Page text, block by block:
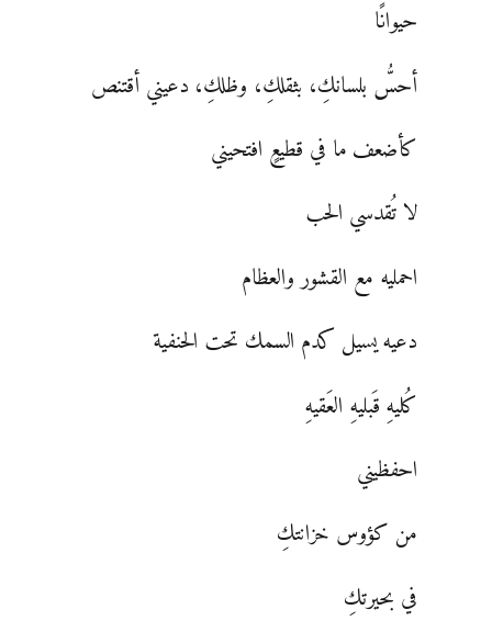
حيوانًا
أحسُّ بلسانكِ، بثقلكِ، وظلكِ، دعيني أقتنص
كأضعف ما في قطيعٍ افتحيني
لا تُقدسي الحب
احمليه مع القشور والعظام
دعيه يسيل كدم السمك تحت الحنفية
كُليهِ قَبليهِ العَقيهِ
احفظيني
من كؤوس خزانتكِ
في بحيرتكِ